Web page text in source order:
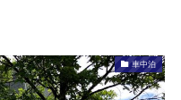
車中泊